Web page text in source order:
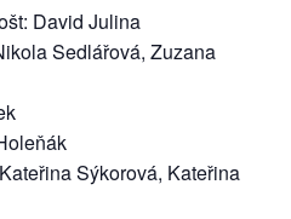
David Julina
Sedlářová, Zuzana
Sýkorová, Kateřina